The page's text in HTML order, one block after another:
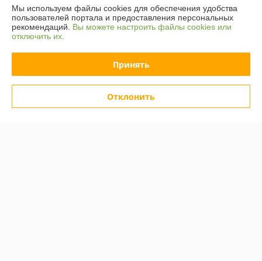
Доставка и оплата
График работы
Политика обработки cookies
Мы используем файлы cookies для обеспечения удобства
пользователей портала и предоставления персональных
рекомендаций. Вы можете настроить файлы cookies или
отключить их.
Принять
Отклонить